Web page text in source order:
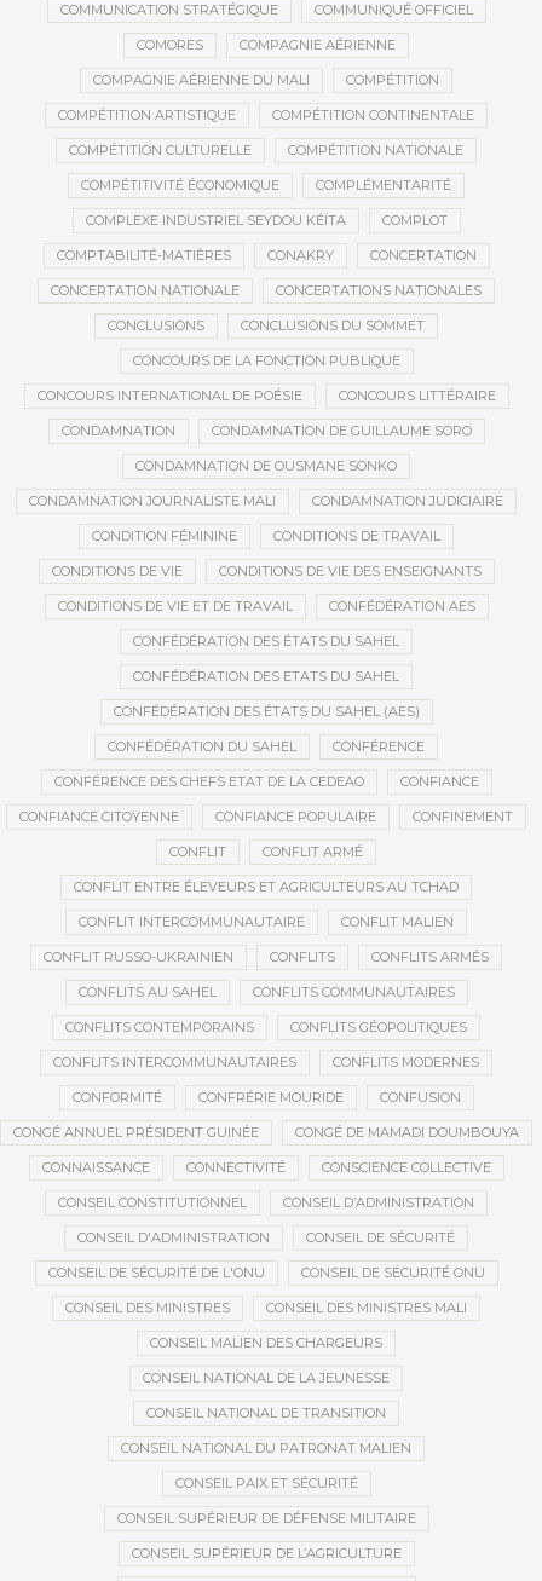
COMMUNICATION STRATÉGIQUE COMMUNIQUÉ OFFICIEL
COMORES COMPAGNIE AÉRIENNE
COMPAGNIE AÉRIENNE DU MALI COMPÉTITION
COMPÉTITION ARTISTIQUE COMPÉTITION CONTINENTALE
COMPÉTITION CULTURELLE COMPÉTITION NATIONALE
COMPÉTITIVITÉ ÉCONOMIQUE COMPLÉMENTARITÉ
COMPLEXE INDUSTRIEL SEYDOU KÉÏTA COMPLOT
COMPTABILITÉ-MATIÈRES CONAKRY CONCERTATION
CONCERTATION NATIONALE CONCERTATIONS NATIONALES
CONCLUSIONS CONCLUSIONS DU SOMMET
CONCOURS DE LA FONCTION PUBLIQUE
CONCOURS INTERNATIONAL DE POÉSIE CONCOURS LITTÉRAIRE
CONDAMNATION CONDAMNATION DE GUILLAUME SORO
CONDAMNATION DE OUSMANE SONKO
CONDAMNATION JOURNALISTE MALI CONDAMNATION JUDICIAIRE
CONDITION FÉMININE CONDITIONS DE TRAVAIL
CONDITIONS DE VIE CONDITIONS DE VIE DES ENSEIGNANTS
CONDITIONS DE VIE ET DE TRAVAIL CONFÉDÉRATION AES
CONFÉDÉRATION DES ÉTATS DU SAHEL
CONFÉDÉRATION DES ETATS DU SAHEL
CONFÉDÉRATION DES ÉTATS DU SAHEL (AES)
CONFÉDÉRATION DU SAHEL CONFÉRENCE
CONFÉRENCE DES CHEFS ETAT DE LA CEDEAO CONFIANCE
CONFIANCE CITOYENNE CONFIANCE POPULAIRE CONFINEMENT
CONFLIT CONFLIT ARMÉ
CONFLIT ENTRE ÉLEVEURS ET AGRICULTEURS AU TCHAD
CONFLIT INTERCOMMUNAUTAIRE CONFLIT MALIEN
CONFLIT RUSSO-UKRAINIEN CONFLITS CONFLITS ARMÉS
CONFLITS AU SAHEL CONFLITS COMMUNAUTAIRES
CONFLITS CONTEMPORAINS CONFLITS GÉOPOLITIQUES
CONFLITS INTERCOMMUNAUTAIRES CONFLITS MODERNES
CONFORMITÉ CONFRÉRIE MOURIDE CONFUSION
CONGÉ ANNUEL PRÉSIDENT GUINÉE CONGÉ DE MAMADI DOUMBOUYA
CONNAISSANCE CONNECTIVITÉ CONSCIENCE COLLECTIVE
CONSEIL CONSTITUTIONNEL CONSEIL D’ADMINISTRATION
CONSEIL D'ADMINISTRATION CONSEIL DE SÉCURITÉ
CONSEIL DE SÉCURITÉ DE L'ONU CONSEIL DE SÉCURITÉ ONU
CONSEIL DES MINISTRES CONSEIL DES MINISTRES MALI
CONSEIL MALIEN DES CHARGEURS
CONSEIL NATIONAL DE LA JEUNESSE
CONSEIL NATIONAL DE TRANSITION
CONSEIL NATIONAL DU PATRONAT MALIEN
CONSEIL PAIX ET SÉCURITÉ
CONSEIL SUPÉRIEUR DE DÉFENSE MILITAIRE
CONSEIL SUPÉRIEUR DE L’AGRICULTURE